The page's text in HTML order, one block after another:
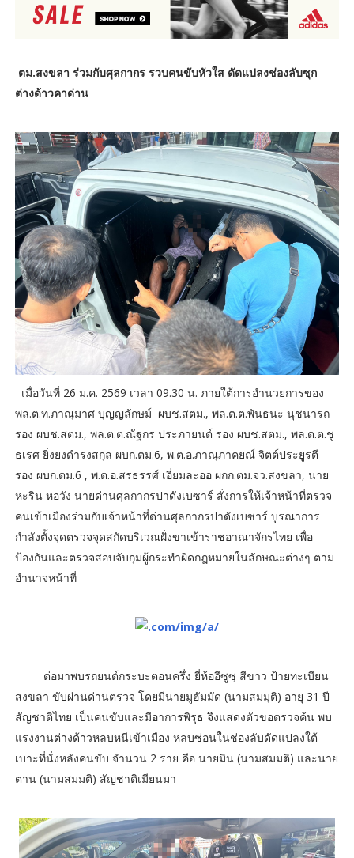
ตม.สงขลา ร่วมกับศุลกากร รวบคนขับหัวใส ดัดแปลงช่องลับซุก
ต่างด้าวคาด่าน
เมื่อวันที่ 26 ม.ค. 2569 เวลา 09.30 น. ภายใต้การอำนวยการของ
พล.ต.ท.ภาณุมาศ บุญญลักษม์ ผบช.สตม., พล.ต.ต.พันธนะ นุชนารถ
รอง ผบช.สตม., พล.ต.ต.ณัฐกร ประภายนต์ รอง ผบช.สตม., พล.ต.ต.ชู
ธเรศ ยิ่งยงดำรงสกุล ผบก.ตม.6, พ.ต.อ.ภาณุภาคยณ์ จิตต์ประยูรตี
รอง ผบก.ตม.6 , พ.ต.อ.สรธรรศ์ เอี่ยมละออ ผกก.ตม.จว.สงขลา, นาย
หะริน หอวัง นายด่านศุลกากรปาดังเบซาร์ สั่งการให้เจ้าหน้าที่ตรวจ
คนเข้าเมืองร่วมกับเจ้าหน้าที่ด่านศุลกากรปาดังเบซาร์ บูรณาการ
กำลังตั้งจุดตรวจจุดสกัดบริเวณฝั่งขาเข้าราชอาณาจักรไทย เพื่อ
ป้องกันและตรวจสอบจับกุมผู้กระทำผิดกฎหมายในลักษณะต่างๆ ตาม
อำนาจหน้าที่
ต่อมาพบรถยนต์กระบะตอนครึ่ง ยี่ห้ออีซูซุ สีขาว ป้ายทะเบียน
สงขลา ขับผ่านด่านตรวจ โดยมีนายมูฮัมมัด (นามสมมุติ) อายุ 31 ปี
สัญชาติไทย เป็นคนขับและมีอาการพิรุธ จึงแสดงตัวขอตรวจค้น พบ
แรงงานต่างด้าวหลบหนีเข้าเมือง หลบซ่อนในช่องลับดัดแปลงใต้
เบาะที่นั่งหลังคนขับ จำนวน 2 ราย คือ นายมิน (นามสมมติ) และนาย
ตาน (นามสมมติ) สัญชาติเมียนมา